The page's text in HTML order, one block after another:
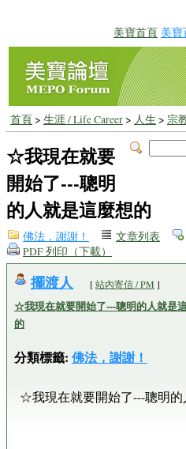
美寶首頁 美寶
首頁> 生涯 / Life Career> 人生 > 宗
☆我現在就要
開始了---聰明
的人就是這麼想的
佛法，謝謝！ 文章列表
PDF 列印（下載）
擺渡人 [站內寄信 / PM ]
☆我現在就要開始了---聰明的人就是
的
分類標籤: 佛法，謝謝！
☆我現在就要開始了---聰明的